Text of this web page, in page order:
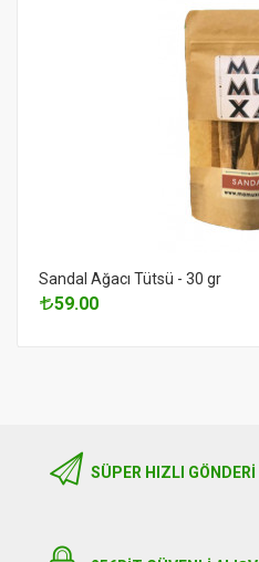
Sandal Ağacı Tütsü - 30 gr
59.00
SÜPER HIZLI GÖNDERI